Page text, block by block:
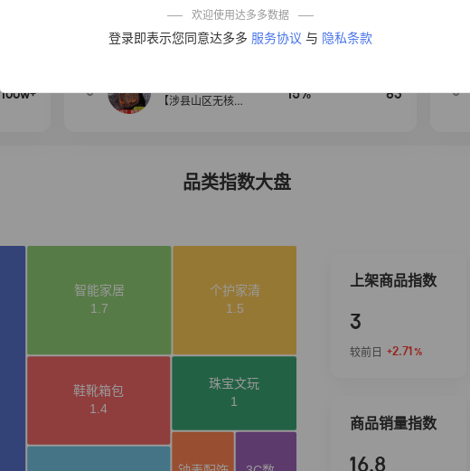
欢迎使用达多多数据
登录即表示您同意达多多 服务协议 与 隐私条款
100w+
季大码mm宽松上
【试吃两包】松
茸红烧酱汁红烧
40%
5
【涉县山区无核
15% 83 5
品类指数大盘
上架商品指数
3
较前日 +2.71 %
商品销量指数
16.8